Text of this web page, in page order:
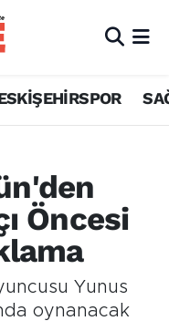
Öncesi
Yunus
oynanacak